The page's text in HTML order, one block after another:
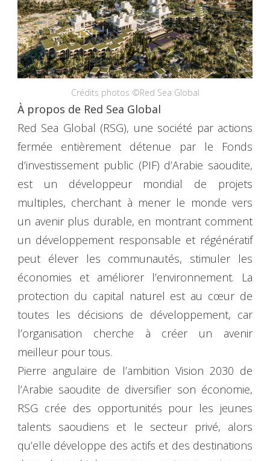
Crédits photos ©Red Sea Global
À propos de Red Sea Global
Red Sea Global (RSG), une société par actions
fermée entièrement détenue par le Fonds
d’investissement public (PIF) d’Arabie saoudite,
est un développeur mondial de projets
multiples, cherchant à mener le monde vers
un avenir plus durable, en montrant comment
un développement responsable et régénératif
peut élever les communautés, stimuler les
économies et améliorer l’environnement. La
protection du capital naturel est au cœur de
toutes les décisions de développement, car
l’organisation cherche à créer un avenir
meilleur pour tous.
Pierre angulaire de l’ambition Vision 2030 de
l’Arabie saoudite de diversifier son économie,
RSG crée des opportunités pour les jeunes
talents saoudiens et le secteur privé, alors
qu’elle développe des actifs et des destinations